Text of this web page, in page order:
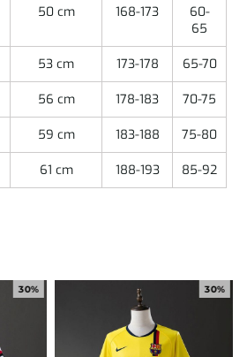
50 cm 168-173
60-
65
53 cm 173-178 65-70
56 cm 178-183 70-75
59 cm 183-188 75-80
61 cm 188-193 85-92
30% 30%